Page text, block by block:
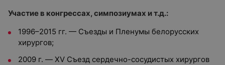
Участие в конгрессах, симпозиумах и т.д.:
1996–2015 гг. — Съезды и Пленумы белорусских
хирургов;
2009 г. — XV Съезд сердечно-сосудистых хирургов